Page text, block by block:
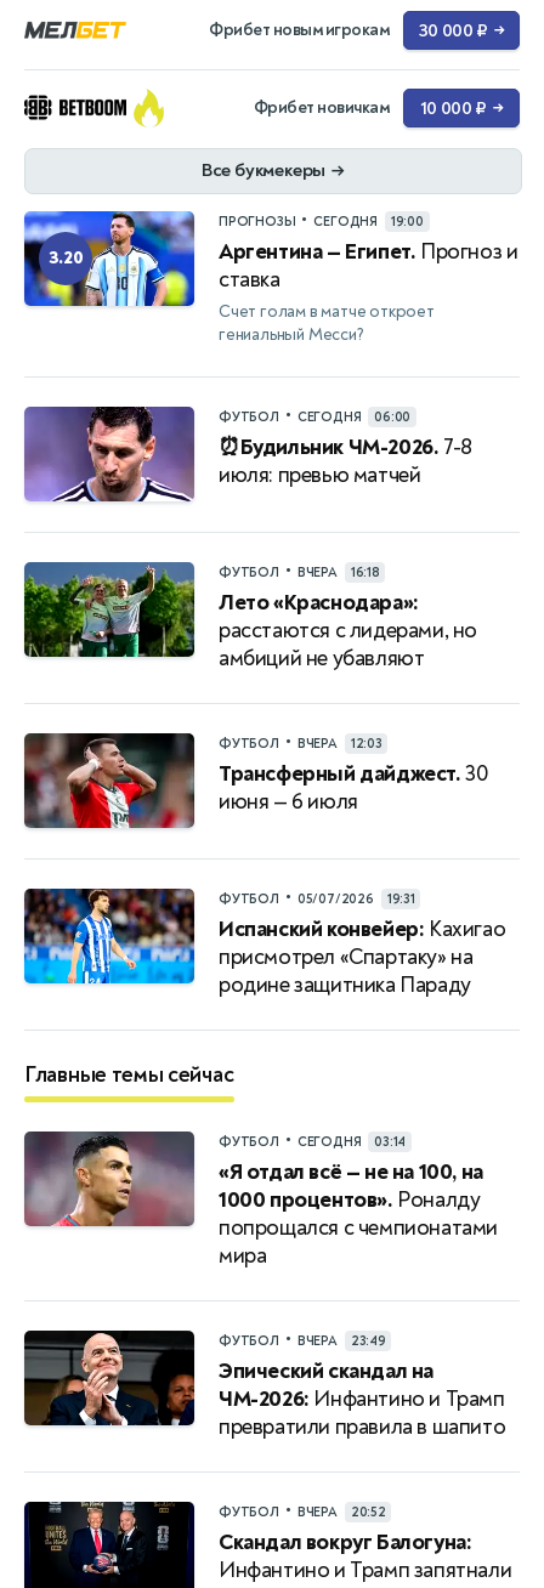
Фрибет новым игрокам 30 000 ₽ →
Фрибет новичкам 10 000 ₽ →
Все букмекеры →
3.20
ПРОГНОЗЫ • СЕГОДНЯ 19:00
Аргентина — Египет. Прогноз и
ставка
Счет голам в матче откроет
гениальный Месси?
ФУТБОЛ • СЕГОДНЯ 06:00
⏰Будильник ЧМ-2026. 7-8
июля: превью матчей
ФУТБОЛ • ВЧЕРА 16:18
Лето «Краснодара»:
расстаются с лидерами, но
амбиций не убавляют
ФУТБОЛ • ВЧЕРА 12:03
Трансферный дайджест.30
июня — 6 июля
ФУТБОЛ • 05/07/2026 19:31
Испанский конвейер: Кахигао
присмотрел «Спартаку» на
родине защитника Параду
Главные темы сейчас
ФУТБОЛ • СЕГОДНЯ 03:14
«Я отдал всё — не на 100, на
1000 процентов». Роналду
попрощался с чемпионатами
мира
ФУТБОЛ • ВЧЕРА 23:49
Эпический скандал на
ЧМ-2026: Инфантино и Трамп
превратили правила в шапито
ФУТБОЛ • ВЧЕРА 20:52
Скандал вокруг Балогуна:
Инфантино и Трамп запятнали